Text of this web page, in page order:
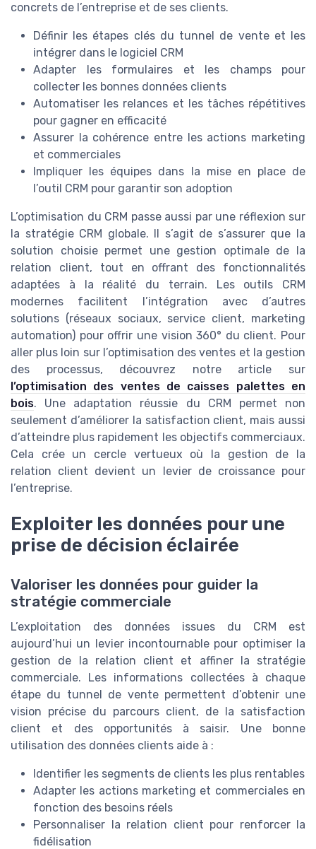
concrets de l’entreprise et de ses clients.
Définir les étapes clés du tunnel de vente et les
intégrer dans le logiciel CRM
Adapter les formulaires et les champs pour
collecter les bonnes données clients
Automatiser les relances et les tâches répétitives
pour gagner en efficacité
Assurer la cohérence entre les actions marketing
et commerciales
Impliquer les équipes dans la mise en place de
l’outil CRM pour garantir son adoption
L’optimisation du CRM passe aussi par une réflexion sur
la stratégie CRM globale. Il s’agit de s’assurer que la
solution choisie permet une gestion optimale de la
relation client, tout en offrant des fonctionnalités
adaptées à la réalité du terrain. Les outils CRM
modernes facilitent l’intégration avec d’autres
solutions (réseaux sociaux, service client, marketing
automation) pour offrir une vision 360° du client. Pour
aller plus loin sur l’optimisation des ventes et la gestion
des processus, découvrez notre article sur
l’optimisation des ventes de caisses palettes en
bois. Une adaptation réussie du CRM permet non
seulement d’améliorer la satisfaction client, mais aussi
d’atteindre plus rapidement les objectifs commerciaux.
Cela crée un cercle vertueux où la gestion de la
relation client devient un levier de croissance pour
l’entreprise.
Exploiter les données pour une
prise de décision éclairée
Valoriser les données pour guider la
stratégie commerciale
L’exploitation des données issues du CRM est
aujourd’hui un levier incontournable pour optimiser la
gestion de la relation client et affiner la stratégie
commerciale. Les informations collectées à chaque
étape du tunnel de vente permettent d’obtenir une
vision précise du parcours client, de la satisfaction
client et des opportunités à saisir. Une bonne
utilisation des données clients aide à :
Identifier les segments de clients les plus rentables
Adapter les actions marketing et commerciales en
fonction des besoins réels
Personnaliser la relation client pour renforcer la
fidélisation